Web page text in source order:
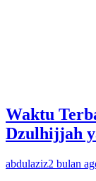
Waktu
Dzulhijjah
abdulaziz2 bulan